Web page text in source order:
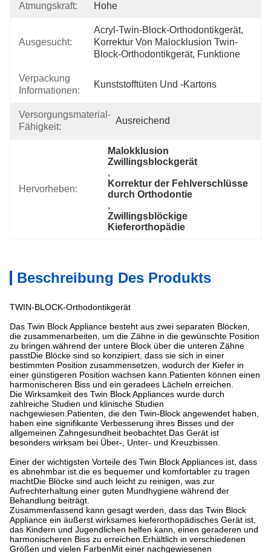
Atmungskraft: Hohe
Ausgesucht:
Acryl-Twin-Block-Orthodontikgerät,
Korrektur Von Malocklusion Twin-
Block-Orthodontikgerät, Funktione
Verpackung
Informationen:
Kunststofftüten Und -kartons
Versorgungsmaterial-
Fähigkeit:
Ausreichend
Hervorheben:
Malokklusion
Zwillingsblockgerät
,
Korrektur der Fehlverschlüsse
durch Orthodontie
,
Zwillingsblöckige
Kieferorthopädie
Beschreibung Des Produkts
TWIN-BLOCK-Orthodontikgerät
Das Twin Block Appliance besteht aus zwei separaten Blöcken,
die zusammenarbeiten, um die Zähne in die gewünschte Position
zu bringen.während der untere Block über die unteren Zähne
passtDie Blöcke sind so konzipiert, dass sie sich in einer
bestimmten Position zusammensetzen, wodurch der Kiefer in
einer günstigeren Position wachsen kann.Patienten können einen
harmonischeren Biss und ein geradees Lächeln erreichen.
Die Wirksamkeit des Twin Block Appliances wurde durch
zahlreiche Studien und klinische Studien
nachgewiesen.Patienten, die den Twin-Block angewendet haben,
haben eine signifikante Verbesserung ihres Bisses und der
allgemeinen Zahngesundheit beobachtet.Das Gerät ist
besonders wirksam bei Über-, Unter- und Kreuzbissen.
Einer der wichtigsten Vorteile des Twin Block Appliances ist, dass
es abnehmbar ist.die es bequemer und komfortabler zu tragen
machtDie Blöcke sind auch leicht zu reinigen, was zur
Aufrechterhaltung einer guten Mundhygiene während der
Behandlung beiträgt.
Zusammenfassend kann gesagt werden, dass das Twin Block
Appliance ein äußerst wirksames kieferorthopädisches Gerät ist,
das Kindern und Jugendlichen helfen kann, einen geraderen und
harmonischeren Biss zu erreichen.Erhältlich in verschiedenen
Größen und vielen FarbenMit einer nachgewiesenen